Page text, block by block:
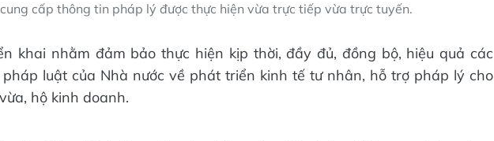
cấp thông tin pháp lý được thực hiện vừa trực tiếp vừa trực tuyến.
khai nhằm đảm bảo thực hiện kịp thời, đầy đủ, đồng bộ, hiệu quả các
luật của Nhà nước về phát triển kinh tế tư nhân, hỗ trợ pháp lý cho
hộ kinh doanh.